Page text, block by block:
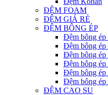
ĐỆM FOAM
ĐỆM GIÁ RẺ
ĐỆM BÔNG ÉP
Đệm bông ép
Đệm bông ép
Đệm bông ép
Đệm bông ép
Đệm bông ép
Đệm bông
ĐỆM CAO SU